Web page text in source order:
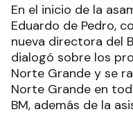
En el inicio de la
Eduardo de Pedro,
nueva directora del
dialogó sobre los
Norte Grande y se
Norte Grande en
BM, además de la